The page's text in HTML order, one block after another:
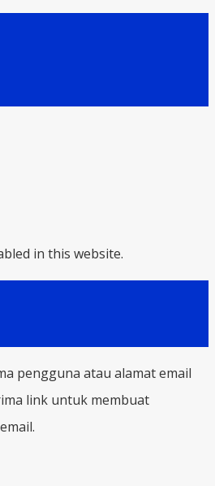
in this website.
pengguna atau alamat email
link untuk membuat